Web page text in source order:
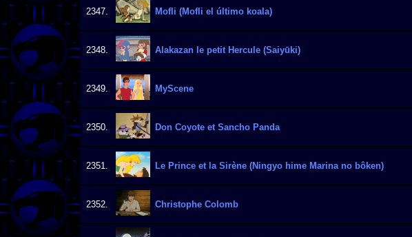
2347. Mofli (Mofli el último koala)
2348. Alakazan le petit Hercule (Saiyūki)
2349. MyScene
2350. Don Coyote et Sancho Panda
2351. Le Prince et la Sirène (Ningyo hime Marina no bôken)
2352. Christophe Colomb